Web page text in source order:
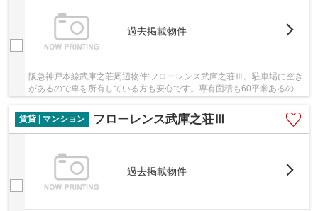
過去掲載物件
阪急神戸本線武庫之荘周辺物件:フローレンス武庫之荘Ⅲ。駐車場に空き
があるので車を所有している方も安心です。専有面積も60平米あるので
賃貸 | マンション
フローレンス武庫之荘Ⅲ
過去掲載物件